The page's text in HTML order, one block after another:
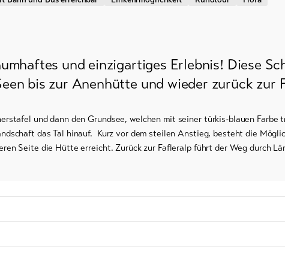
und einzigartiges Erlebnis! Diese
bis zur Anenhütte und wieder zurück zur
und dann den Grundsee, welchen mit seiner türkis-blauen Farbe
das Tal hinauf. Kurz vor dem steilen Anstieg, besteht die
Seite die Hütte erreicht. Zurück zur Fafleralp führt der Weg durch